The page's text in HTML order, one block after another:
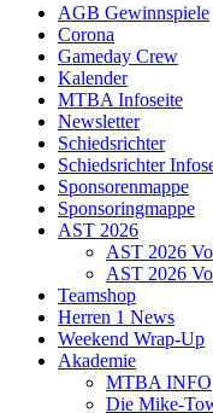
AGB Gewinnspiele
Corona
Gameday Crew
Kalender
MTBA Infoseite
Newsletter
Schiedsrichter
Schiedsrichter
Sponsorenmappe
Sponsoringmappe
AST 2026
AST 2026
AST 2026
Teamshop
Herren 1 News
Weekend Wrap-Up
Akademie
MTBA INFO
Die Mike-